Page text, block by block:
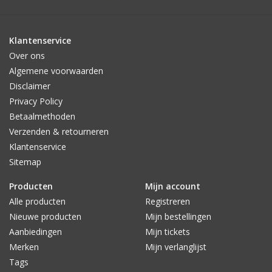
Niet gebruiken bij harde wind.
Kleur kan na verloop van tijd vervagen in direct zonlicht
Niet in de regen laten staan.
Raffiais een materiaal dat vervaardigd is van dunne repen blad
van deraphiapalm
de namaak raffia.
Klantenservice
Over ons
Algemene voorwaarden
Disclaimer
Privacy Policy
Betaalmethoden
Verzenden & retourneren
Klantenservice
Sitemap
Producten
Alle producten
Nieuwe producten
Aanbiedingen
Merken
Tags
Mijn account
Registreren
Mijn bestellingen
Mijn tickets
Mijn verlanglijst